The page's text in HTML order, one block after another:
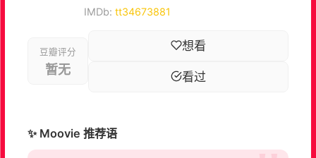
IMDb: tt34673881
豆瓣评分
暂无
想看
看过
✨ Moovie 推荐语